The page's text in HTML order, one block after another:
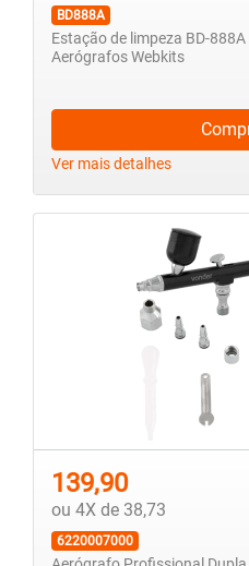
BD888A
Estação de limpeza BD-
Aerógrafos Webkits
Ver mais detalhes
139,90
ou 4X de 38,73
6220007000